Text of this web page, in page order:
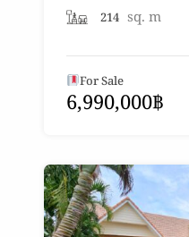
214 sq. m
For Sale
6,990,000฿